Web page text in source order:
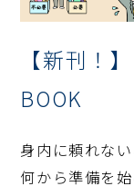
【新刊！
BOOK
身内に頼れな
何から準備を